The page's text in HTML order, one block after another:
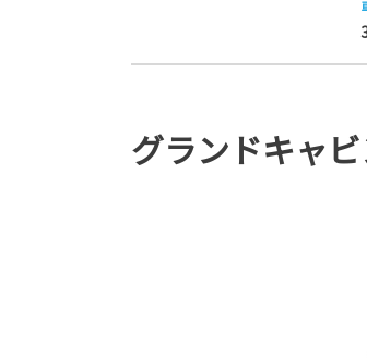
グランドキャ